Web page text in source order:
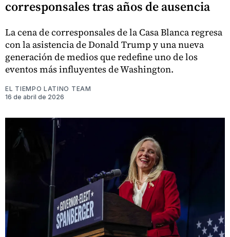
corresponsales tras años de ausencia
La cena de corresponsales de la Casa Blanca regresa
con la asistencia de Donald Trump y una nueva
generación de medios que redefine uno de los
eventos más influyentes de Washington.
EL TIEMPO LATINO TEAM
16 de abril de 2026